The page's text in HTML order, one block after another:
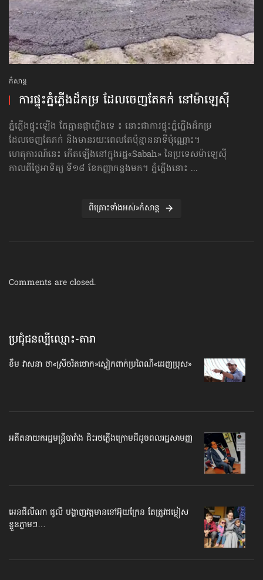
កំសាន្ដ
ការផ្ទុះភ្នំភ្លើងដ៏កម្រ ដែលចេញតែភក់ នៅម៉ាឡេស៊ី
ភ្នំភ្លើងផ្ទុះឡើង តែគ្មានផ្កាភ្លើងទេ ៖ នោះជាការផ្ទុះភ្នំភ្លើងដ៏កម្រ
ដែលចេញតែភក់ និងមានរយៈពេលតែប៉ុន្មាននាទីប៉ុណ្ណោះ។
ហេតុការណ៍នេះ កើតឡើងនៅក្នុងរដ្ឋ«Sabah» នៃប្រទេសម៉ាឡេស៊ី
កាលពីថ្ងៃអាទិត្យ ទី១៨ ខែកញ្ញាកន្លងមក។ ភ្នំភ្លើងនោះ ...
ពិគ្រោះទាំងអស់»កំសាន្ដ
Comments are closed.
ប្រជុំជនល្បីឈ្មោះ-តារា
ខឹម វាសនា ថា«ស្រីចរិតថោក»​ស្លៀកពាក់ប្រពៃណី​«ដេញប្រុស»
អតីត​នាយករដ្ឋមន្ត្រី​បារាំង ជិះរថភ្លើង​ក្រោមដី​ដូចពលរដ្ឋ​សាមញ្ញ
អេនជឺលីណា ជូលី បង្ហាញវត្តមាន​នៅអ៊ុយក្រែន តែត្រូវ​ជម្លៀស
ខ្លួន​ភ្លាមៗ…